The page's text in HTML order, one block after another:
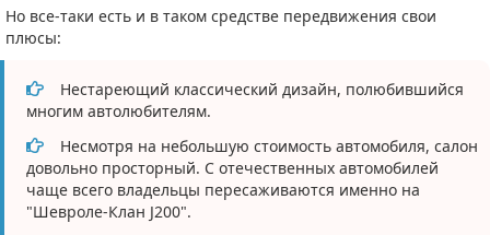
Но все-таки есть и в таком средстве передвижения свои
плюсы:
Нестареющий классический дизайн, полюбившийся
многим автолюбителям.
Несмотря на небольшую стоимость автомобиля, салон
довольно просторный. С отечественных автомобилей
чаще всего владельцы пересаживаются именно на
"Шевроле-Клан J200".